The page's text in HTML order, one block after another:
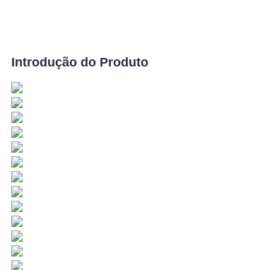
Introdução do Produto